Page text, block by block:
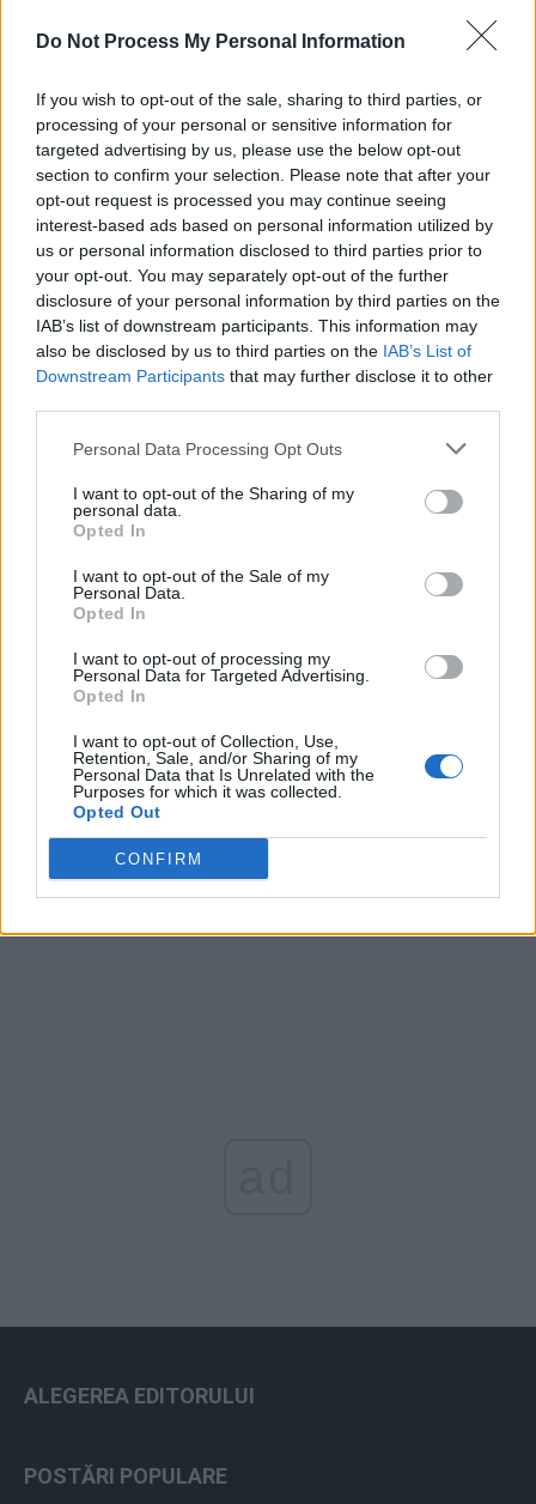
Do Not Process My Personal Information
If you wish to opt-out of the sale, sharing to third parties, or
processing of your personal or sensitive information for
targeted advertising by us, please use the below opt-out
section to confirm your selection. Please note that after your
opt-out request is processed you may continue seeing
interest-based ads based on personal information utilized by
us or personal information disclosed to third parties prior to
your opt-out. You may separately opt-out of the further
disclosure of your personal information by third parties on the
IAB’s list of downstream participants. This information may
also be disclosed by us to third parties on the IAB’s List of
Downstream Participants that may further disclose it to other
Personal Data Processing Opt Outs
I want to opt-out of the Sharing of my
personal data.
Opted In
I want to opt-out of the Sale of my
Personal Data.
Opted In
I want to opt-out of processing my
Personal Data for Targeted Advertising.
Opted In
I want to opt-out of Collection, Use,
Retention, Sale, and/or Sharing of my
Personal Data that Is Unrelated with the
Purposes for which it was collected.
Opted Out
CONFIRM
PNL
AUR
UDMR
PMP (Tomac)
Forța Dreptei (L. Orban)
PNȚMM
REPER
SENS
SOS (Șoșoacă)
POT (Gavrilă)
PACE (Peia)
PDF (Lazarus)
PNȚCD (Pavelescu)
PNCR (Terheș)
Partidul Patrioților (Surugiu)
FAR (Coarnă)
România pe Primul Loc (Ponta)
Altul
ALEGEREA EDITORULUI
POSTĂRI POPULARE